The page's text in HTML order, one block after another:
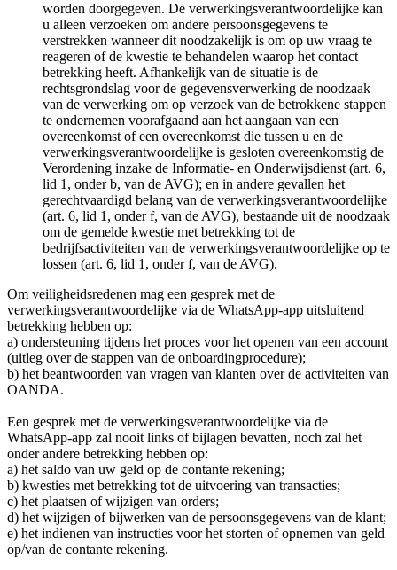
worden doorgegeven. De verwerkingsverantwoordelijke kan
u alleen verzoeken om andere persoonsgegevens te
verstrekken wanneer dit noodzakelijk is om op uw vraag te
reageren of de kwestie te behandelen waarop het contact
betrekking heeft. Afhankelijk van de situatie is de
rechtsgrondslag voor de gegevensverwerking de noodzaak
van de verwerking om op verzoek van de betrokkene stappen
te ondernemen voorafgaand aan het aangaan van een
overeenkomst of een overeenkomst die tussen u en de
verwerkingsverantwoordelijke is gesloten overeenkomstig de
Verordening inzake de Informatie- en Onderwijsdienst (art. 6,
lid 1, onder b, van de AVG); en in andere gevallen het
gerechtvaardigd belang van de verwerkingsverantwoordelijke
(art. 6, lid 1, onder f, van de AVG), bestaande uit de noodzaak
om de gemelde kwestie met betrekking tot de
bedrijfsactiviteiten van de verwerkingsverantwoordelijke op te
lossen (art. 6, lid 1, onder f, van de AVG).
Om veiligheidsredenen mag een gesprek met de
verwerkingsverantwoordelijke via de WhatsApp-app uitsluitend
betrekking hebben op:
a) ondersteuning tijdens het proces voor het openen van een account
(uitleg over de stappen van de onboardingprocedure);
b) het beantwoorden van vragen van klanten over de activiteiten van
OANDA.
Een gesprek met de verwerkingsverantwoordelijke via de
WhatsApp-app zal nooit links of bijlagen bevatten, noch zal het
onder andere betrekking hebben op:
a) het saldo van uw geld op de contante rekening;
b) kwesties met betrekking tot de uitvoering van transacties;
c) het plaatsen of wijzigen van orders;
d) het wijzigen of bijwerken van de persoonsgegevens van de klant;
e) het indienen van instructies voor het storten of opnemen van geld
op/van de contante rekening.